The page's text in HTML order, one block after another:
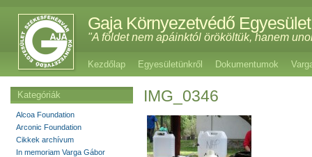
Gaja Környezetvédő Egyesület
"A földet nem apáinktól örököltük, hanem
Kezdőlap Egyesületünkről Dokumentumok
IMG_0346
Kategóriák
Alcoa Foundation
Arconic Foundation
Cikkek archívum
In memoriam Varga Gábor